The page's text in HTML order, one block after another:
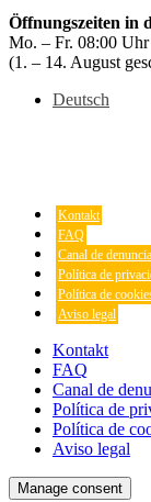
Öffnungszeiten in
Mo. – Fr. 08:00
(1. – 14. August
Deutsch
Kontakt
FAQ
Canal de
Política de
Política de
Aviso legal
Kontakt
FAQ
Canal de
Política de
Política de
Aviso legal
Manage consent